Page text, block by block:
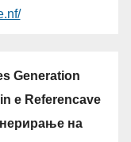
Generation
e Referencave
на